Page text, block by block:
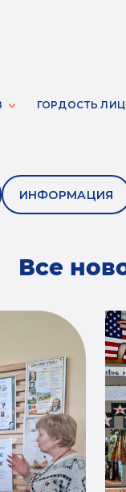
ГОРДОСТЬ
ИНФОРМАЦИЯ
Все